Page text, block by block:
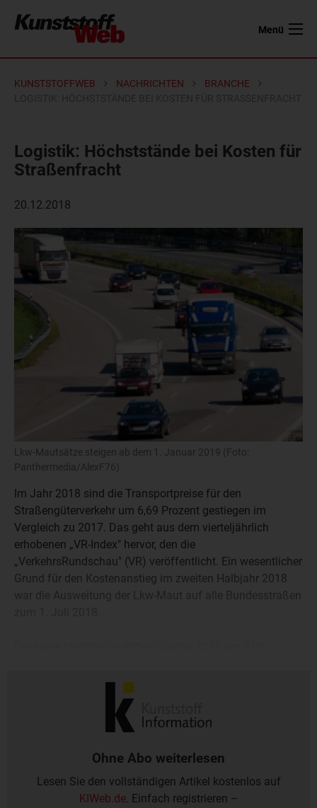
Menü
KUNSTSTOFFWEB NACHRICHTEN
BRANCHE
Logistik: Höchststände bei Kosten für
Straßenfracht
20.12.2018
Lkw-Mautsätze steigen ab dem 1. Januar 2019 (Foto:
Panthermedia/AlexF76)
Im Jahr 2018 sind die Transportpreise für den
Straßengüterverkehr um 6,69 Prozent gestiegen im
Vergleich zu 2017. Das geht aus dem vierteljährlich
erhobenen „VR-Index" hervor, den die
„VerkehrsRundschau" (VR) veröffentlicht. Ein wesentlicher
Grund für den Kostenanstieg im zweiten Halbjahr 2018
war die Ausweitung der Lkw-Maut auf alle Bundesstraßen
nun 130,25 Punkte.
Ohne Abo weiterlesen
Lesen Sie den vollständigen Artikel kostenlos auf
KIWeb.de. Einfach registrieren –